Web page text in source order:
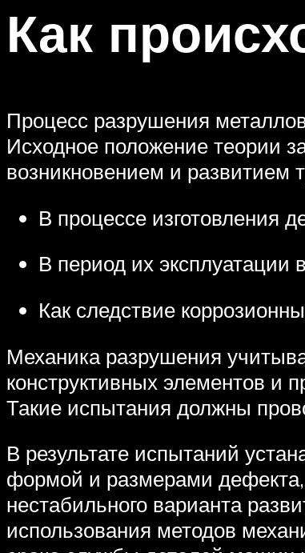
Как
Процесс разрушения
Исходное положение теории
возникновением и развитием
В процессе изготовления
В период их эксплуатации
Как следствие
Механика разрушения
конструктивных элементов и
Такие испытания должны
В результате испытаний
формой и размерами дефекта,
нестабильного варианта
использования методов